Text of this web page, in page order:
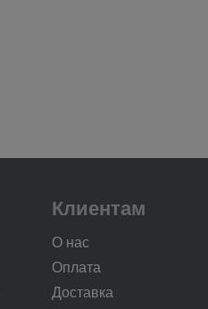
Клиентам
О нас
Оплата
Доставка